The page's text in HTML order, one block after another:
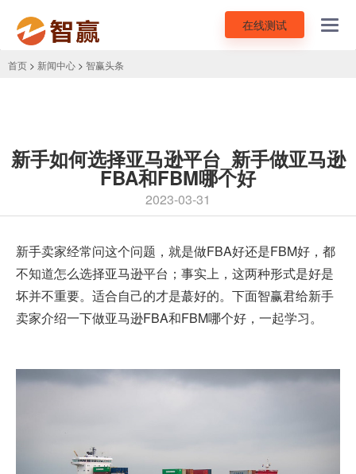
在线测试
首页 > 新闻中心 > 智赢头条
新手如何选择亚马逊平台_新手做亚马逊
FBA和FBM哪个好
2023-03-31
新手卖家经常问这个问题，就是做FBA好还是FBM好，都
不知道怎么选择亚马逊平台；事实上，这两种形式是好是
坏并不重要。适合自己的才是蕞好的。下面智赢君给新手
卖家介绍一下做亚马逊FBA和FBM哪个好，一起学习。